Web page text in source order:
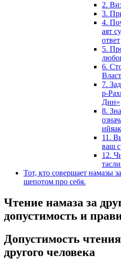
2.
3.
4.
аят
ответ
5.
6.
7.
р-
Дин»
8.
11.
ваш
12.
Тот, кто совершает намазы
шепотом про себя.
Чтение намаза за
допустимость и
Допустимость
другого человека